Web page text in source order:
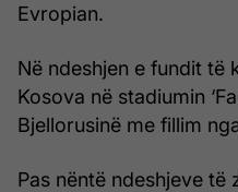
Evropian.
Në ndeshjen e fundit të
Kosova në stadiumin
Bjellorusinë me fillim
Pas nëntë ndeshjeve të